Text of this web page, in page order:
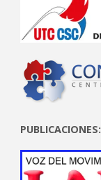
PUBLICACIONES: